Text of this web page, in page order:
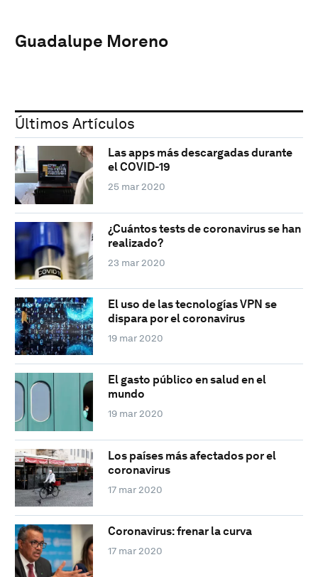
Guadalupe Moreno
Últimos Artículos
Las apps más descargadas durante
el COVID-19
25 mar 2020
¿Cuántos tests de coronavirus se han
realizado?
23 mar 2020
El uso de las tecnologías VPN se
dispara por el coronavirus
19 mar 2020
El gasto público en salud en el
mundo
19 mar 2020
Los países más afectados por el
coronavirus
17 mar 2020
Coronavirus: frenar la curva
17 mar 2020